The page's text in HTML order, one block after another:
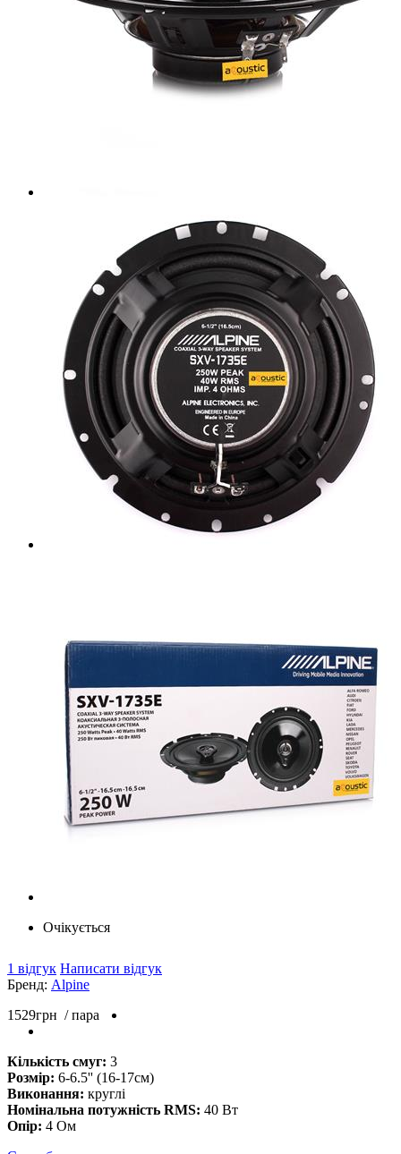
Очікується
1 відгук Написати відгук
Бренд: Alpine
1529грн / пара
Кількість смуг: 3
Розмір: 6-6.5'' (16-17см)
Виконання: круглі
Номінальна потужність RMS: 40 Вт
Опір: 4 Ом